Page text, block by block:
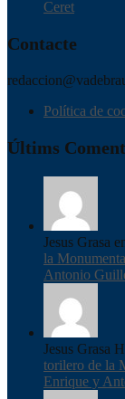
Ceret
Contacte
Política de
Últims
Jesus Grasa
la
Antonio
Jesus Grasa
torilero de la
Enrique y